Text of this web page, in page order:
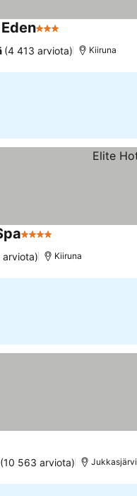
3 Tähtiluokitus
(4 413 arviota) Kiiruna
4 Tähtiluokitus
arviota) Kiiruna
(10 563 arviota) Jukkasjärvi